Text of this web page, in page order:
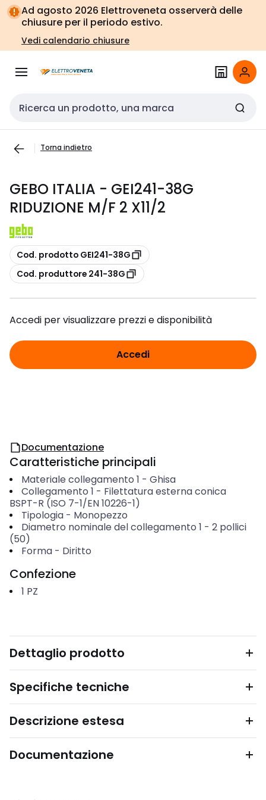
Vai alla
navigazione
Vai
alla
pagina
Ad agosto 2026 Elettroveneta osserverà delle
chiusure per il periodo estivo.
Vedi calendario chiusure
Cerca input
Torna indietro
GEBO ITALIA - GEI241-38G
RIDUZIONE M/F 2 X11/2
copia
Cod. prodotto GEI241-38G
copia
Cod. produttore 241-38G
Accedi per visualizzare prezzi e disponibilità
Accedi
Documentazione
Caratteristiche principali
Materiale collegamento 1 - Ghisa
Collegamento 1 - Filettatura esterna conica
BSPT-R (ISO 7-1/EN 10226-1)
Tipologia- Monopezzo
Diametro nominale del collegamento 1 - 2 pollici
(50)
Forma- Diritto
Confezione
1 PZ
Dettaglio prodotto
Specifiche tecniche
Descrizione estesa
Documentazione